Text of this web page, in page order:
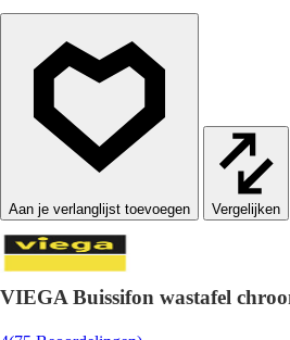
Vergelijken
VIEGA Buissifon wastafel